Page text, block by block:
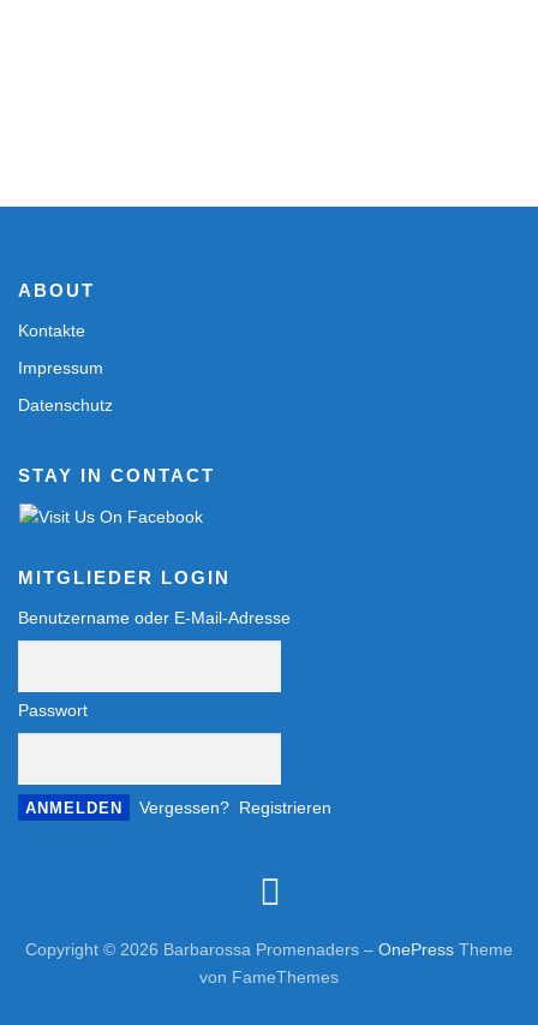
ABOUT
Kontakte
Impressum
Datenschutz
STAY IN CONTACT
MITGLIEDER LOGIN
Benutzername oder E-Mail-Adresse
Passwort
Vergessen? Registrieren
Copyright © 2026 Barbarossa Promenaders – OnePress Theme
von FameThemes